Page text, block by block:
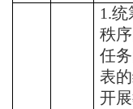
1.
秩
任
表
开